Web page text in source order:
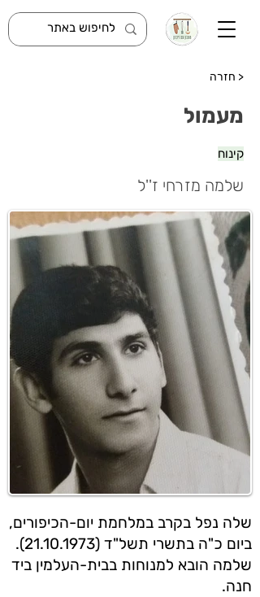
< חזרה
מעמול
קינוח
שלמה מזרחי ז''ל
שלה נפל בקרב במלחמת יום-הכיפורים,
ביום כ"ה בתשרי תשל"ד (21.10.1973).
שלמה הובא למנוחות בבית-העלמין ביד
חנה.